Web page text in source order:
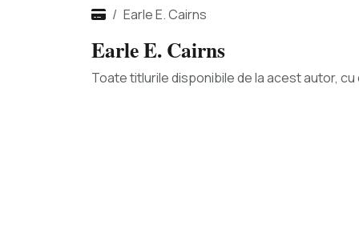
Earle E. Cairns
Earle E. Cairns
Toate titlurile disponibile de la acest autor,